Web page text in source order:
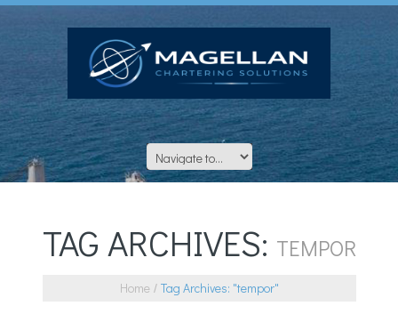
TAG ARCHIVES: TEMPOR
Home Tag Archives: "tempor"